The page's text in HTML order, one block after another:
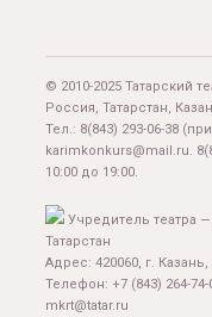
© 2010-2025 Татарский
Россия, Татарстан,
Тел.: 8(843) 293-06-38
karimkonkurs@mail.ru.
10:00 до 19:00.
Учредитель театра
Татарстан
Адрес: 420060, г.
Телефон: +7 (843) 264-74-
mkrt@tatar.ru